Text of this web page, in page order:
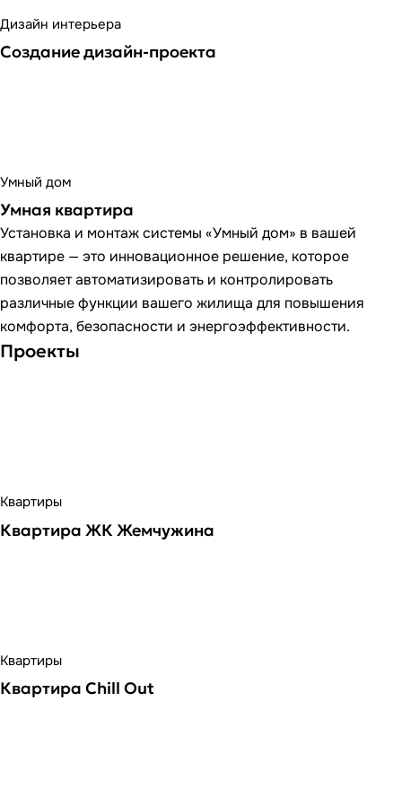
Дизайн интерьера
Создание дизайн-проекта
Умный дом
Умная квартира
Установка и монтаж системы «Умный дом» в вашей
квартире — это инновационное решение, которое
позволяет автоматизировать и контролировать
различные функции вашего жилища для повышения
комфорта, безопасности и энергоэффективности.
Проекты
Квартиры
Квартира ЖК Жемчужина
Квартиры
Квартира Chill Out